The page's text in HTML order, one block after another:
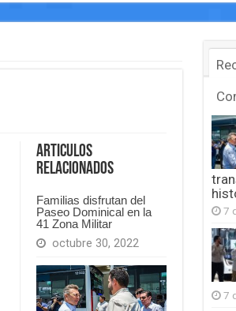
Articulos
Relacionados
Familias disfrutan del
Paseo Dominical en la
41 Zona Militar
octubre 30, 2022
7
7